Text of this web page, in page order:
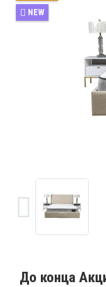
NEW
До конца